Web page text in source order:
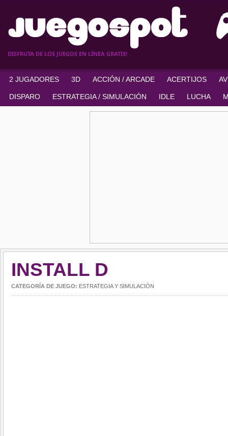
DISFRUTA DE LOS JUEGOS EN LÍNEA GRATIS!
2 JUGADORES 3D ACCIÓN / ARCADE ACERTIJOS
DISPARO ESTRATEGIA / SIMULACIÓN IDLE LUCHA
INSTALL D
CATEGORÍA DE JUEGO: ESTRATEGIA Y SIMULACIÓN